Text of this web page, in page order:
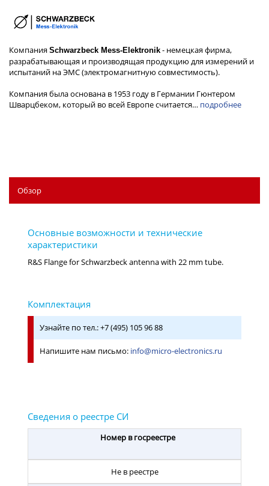
Компания Schwarzbeck Mess-Elektronik - немецкая фирма,
разрабатывающая и производящая продукцию для измерений и
испытаний на ЭМС (электромагнитную совместимость).
Компания была основана в 1953 году в Германии Гюнтером
Шварцбеком, который во всей Европе считается… подробнее
Обзор
Узнайте по тел.: +7 (495) 105 96 88
Напишите нам письмо: info@micro-electronics.ru
Номер в госреестре
Не в реестре